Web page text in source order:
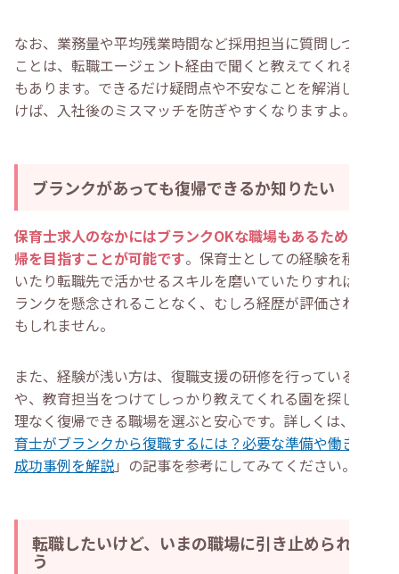
なお、業務量や平均残業時間など採用担当に質問しづらい
ことは、転職エージェント経由で聞くと教えてくれる場合
もあります。できるだけ疑問点や不安なことを解消してお
けば、入社後のミスマッチを防ぎやすくなりますよ。
ブランクがあっても復帰できるか知りたい
保育士求人のなかにはブランクOKな職場もあるため、復
帰を目指すことが可能です。保育士としての経験を積んで
いたり転職先で活かせるスキルを磨いていたりすれば、ブ
ランクを懸念されることなく、むしろ経歴が評価されるか
もしれません。
また、経験が浅い方は、復職支援の研修を行っている園
や、教育担当をつけてしっかり教えてくれる園を探し、無
理なく復帰できる職場を選ぶと安心です。詳しくは、「
育士がブランクから復職するには？必要な準備や働き方、
成功事例を解説」の記事を参考にしてみてください。
転職したいけど、いまの職場に引き止められそ
う